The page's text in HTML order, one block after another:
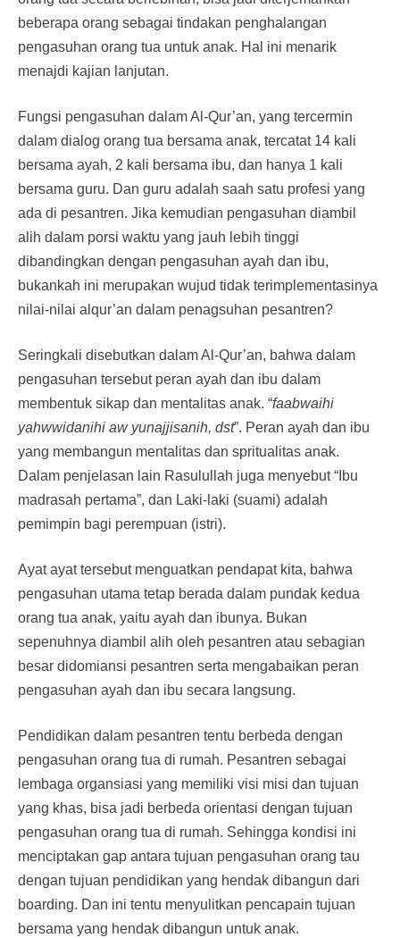
beberapa orang sebagai tindakan penghalangan
pengasuhan orang tua untuk anak. Hal ini menarik
menajdi kajian lanjutan.
Fungsi pengasuhan dalam Al-Qur’an, yang tercermin
dalam dialog orang tua bersama anak, tercatat 14 kali
bersama ayah, 2 kali bersama ibu, dan hanya 1 kali
bersama guru. Dan guru adalah saah satu profesi yang
ada di pesantren. Jika kemudian pengasuhan diambil
alih dalam porsi waktu yang jauh lebih tinggi
dibandingkan dengan pengasuhan ayah dan ibu,
bukankah ini merupakan wujud tidak terimplementasinya
nilai-nilai alqur’an dalam penagsuhan pesantren?
Seringkali disebutkan dalam Al-Qur’an, bahwa dalam
pengasuhan tersebut peran ayah dan ibu dalam
membentuk sikap dan mentalitas anak. “faabwaihi
yahwwidanihi aw yunajjisanih, dst”. Peran ayah dan ibu
yang membangun mentalitas dan spritualitas anak.
Dalam penjelasan lain Rasulullah juga menyebut “Ibu
madrasah pertama”, dan Laki-laki (suami) adalah
pemimpin bagi perempuan (istri).
Ayat ayat tersebut menguatkan pendapat kita, bahwa
pengasuhan utama tetap berada dalam pundak kedua
orang tua anak, yaitu ayah dan ibunya. Bukan
sepenuhnya diambil alih oleh pesantren atau sebagian
besar didomiansi pesantren serta mengabaikan peran
pengasuhan ayah dan ibu secara langsung.
Pendidikan dalam pesantren tentu berbeda dengan
pengasuhan orang tua di rumah. Pesantren sebagai
lembaga organsiasi yang memiliki visi misi dan tujuan
yang khas, bisa jadi berbeda orientasi dengan tujuan
pengasuhan orang tua di rumah. Sehingga kondisi ini
menciptakan gap antara tujuan pengasuhan orang tau
dengan tujuan pendidikan yang hendak dibangun dari
boarding. Dan ini tentu menyulitkan pencapain tujuan
bersama yang hendak dibangun untuk anak.